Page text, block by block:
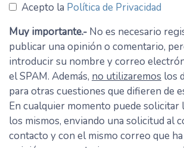
Acepto la Política de Privacidad
Muy importante.- No es necesario
publicar una opinión o comentario,
introducir su nombre y correo
el SPAM. Además, no utilizaremos los
para otras cuestiones que difieren de
En cualquier momento puede solicitar
los mismos, enviando una solicitud al
contacto y con el mismo correo que